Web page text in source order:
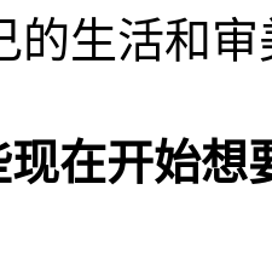
的生活和审
在开始想